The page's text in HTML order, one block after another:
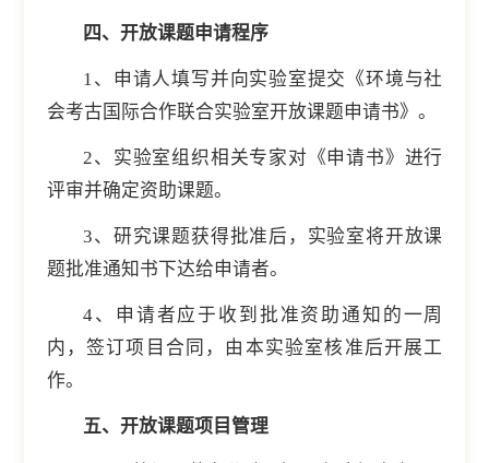
四、开放课题申请程序
1、申请人填写并向实验室提交《环境与社
会考古国际合作联合实验室开放课题申请书》。
2、实验室组织相关专家对《申请书》进行
评审并确定资助课题。
3、研究课题获得批准后，实验室将开放课
题批准通知书下达给申请者。
4、申请者应于收到批准资助通知的一周
内，签订项目合同，由本实验室核准后开展工
作。
五、开放课题项目管理